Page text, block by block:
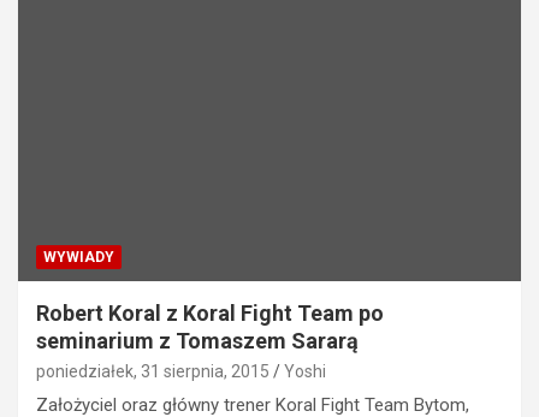
WYWIADY
Robert Koral z Koral Fight Team po
seminarium z Tomaszem Sararą
poniedziałek, 31 sierpnia, 2015 Yoshi
Założyciel oraz główny trener Koral Fight Team Bytom,